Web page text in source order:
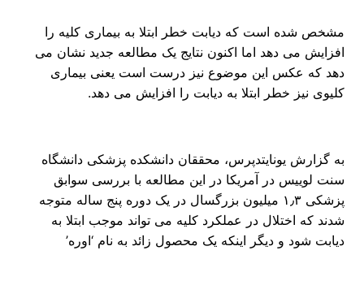
مشخص شده است که دیابت خطر ابتلا به بیماری کلیه را
افزایش می دهد اما اکنون نتایج یک مطالعه جدید نشان می
دهد که عکس این موضوع نیز درست است یعنی بیماری
کلیوی نیز خطر ابتلا به دیابت را افزایش می دهد.
به گزارش یونایتدپرس، محققان دانشکده پزشکی دانشگاه
سنت لوییس در آمریکا در این مطالعه با بررسی سوابق
پزشکی ۱٫۳ میلیون بزرگسال در یک دوره پنج ساله متوجه
شدند که اختلال در عملکرد کلیه می تواند موجب ابتلا به
دیابت شود و دیگر اینکه یک محصول زائد به نام ‘اوره’